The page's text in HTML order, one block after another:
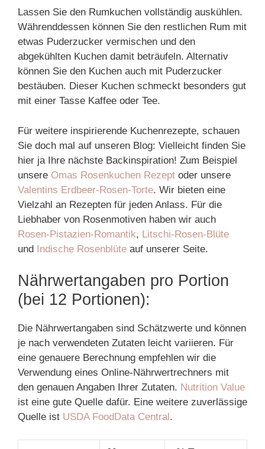
Lassen Sie den Rumkuchen vollständig auskühlen.
Währenddessen können Sie den restlichen Rum mit
etwas Puderzucker vermischen und den
abgekühlten Kuchen damit beträufeln. Alternativ
können Sie den Kuchen auch mit Puderzucker
bestäuben. Dieser Kuchen schmeckt besonders gut
mit einer Tasse Kaffee oder Tee.
Für weitere inspirierende Kuchenrezepte, schauen
Sie doch mal auf unseren Blog: Vielleicht finden Sie
hier ja Ihre nächste Backinspiration! Zum Beispiel
unsere Omas Rosenkuchen Rezept oder unsere
Valentins Erdbeer-Rosen-Torte. Wir bieten eine
Vielzahl an Rezepten für jeden Anlass. Für die
Liebhaber von Rosenmotiven haben wir auch
Rosen-Pistazien-Romantik, Litschi-Rosen-Blüte
und Indische Rosenblüte auf unserer Seite.
Nährwertangaben pro Portion
(bei 12 Portionen):
Die Nährwertangaben sind Schätzwerte und können
je nach verwendeten Zutaten leicht variieren. Für
eine genauere Berechnung empfehlen wir die
Verwendung eines Online-Nährwertrechners mit
den genauen Angaben Ihrer Zutaten. Nutrition Value
ist eine gute Quelle dafür. Eine weitere zuverlässige
Quelle ist USDA FoodData Central.